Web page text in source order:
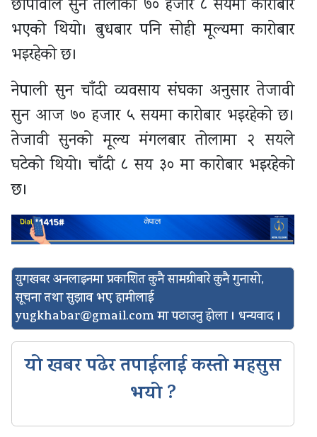
छापावाल सुन तोलाको ७० हजार ८ सयमा कारोबार
भएको थियो। बुधबार पनि सोही मूल्यमा कारोबार
भइरहेको छ।
नेपाली सुन चाँदी व्यवसाय संघका अनुसार तेजावी
सुन आज ७० हजार ५ सयमा कारोबार भइरहेको छ।
तेजावी सुनको मूल्य मंगलबार तोलामा २ सयले
घटेको थियो। चाँदी ८ सय ३० मा कारोबार भइरहेको
छ।
युगखबर अनलाइनमा प्रकाशित कुनै सामग्रीबारे कुनै गुनासो,
सूचना तथा सुझाव भए हामीलाई
yugkhabar@gmail.comमा पठाउनु होला । धन्यवाद ।
यो खबर पढेर तपाईलाई कस्तो महसुस
भयो ?